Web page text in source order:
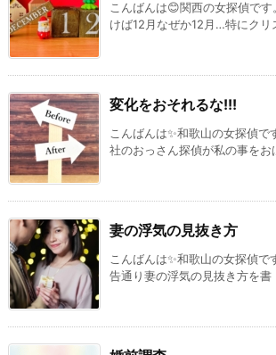
こんばんは😊関西の女探偵で
けば12月なぜか12月…特にクリ
変化をおそれるな!!!
こんばんは✨和歌山の女探偵
社のおっさん探偵が私の事をお
妻の浮気の見抜き方
こんばんは✨和歌山の女探偵
告通り妻の浮気の見抜き方を書